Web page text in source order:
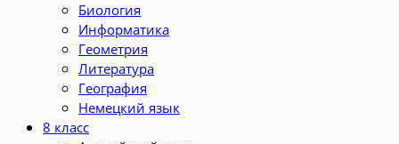
Биология
Информатика
Геометрия
Литература
География
Немецкий язык
8 класс